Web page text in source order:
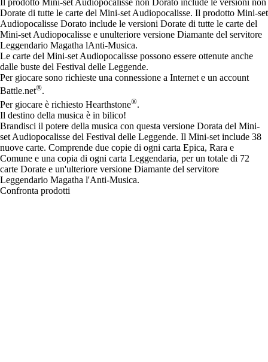
Il prodotto Mini-set Audiopocalisse non Dorato include le versioni non
Dorate di tutte le carte del Mini-set Audiopocalisse. Il prodotto Mini-set
Audiopocalisse Dorato include le versioni Dorate di tutte le carte del
Mini-set Audiopocalisse e unulteriore versione Diamante del servitore
Leggendario Magatha lAnti-Musica.
Le carte del Mini-set Audiopocalisse possono essere ottenute anche
dalle buste del Festival delle Leggende.
Per giocare sono richieste una connessione a Internet e un account
Battle.net®.
Per giocare è richiesto Hearthstone®.
Il destino della musica è in bilico!
Brandisci il potere della musica con questa versione Dorata del Mini-
set Audiopocalisse del Festival delle Leggende. Il Mini-set include 38
nuove carte. Comprende due copie di ogni carta Epica, Rara e
Comune e una copia di ogni carta Leggendaria, per un totale di 72
carte Dorate e un'ulteriore versione Diamante del servitore
Leggendario Magatha l'Anti-Musica.
Confronta prodotti